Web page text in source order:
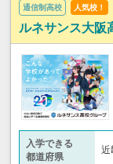
通信制高校 人気校！
ルネサンス大阪
入学できる
都道府県
近